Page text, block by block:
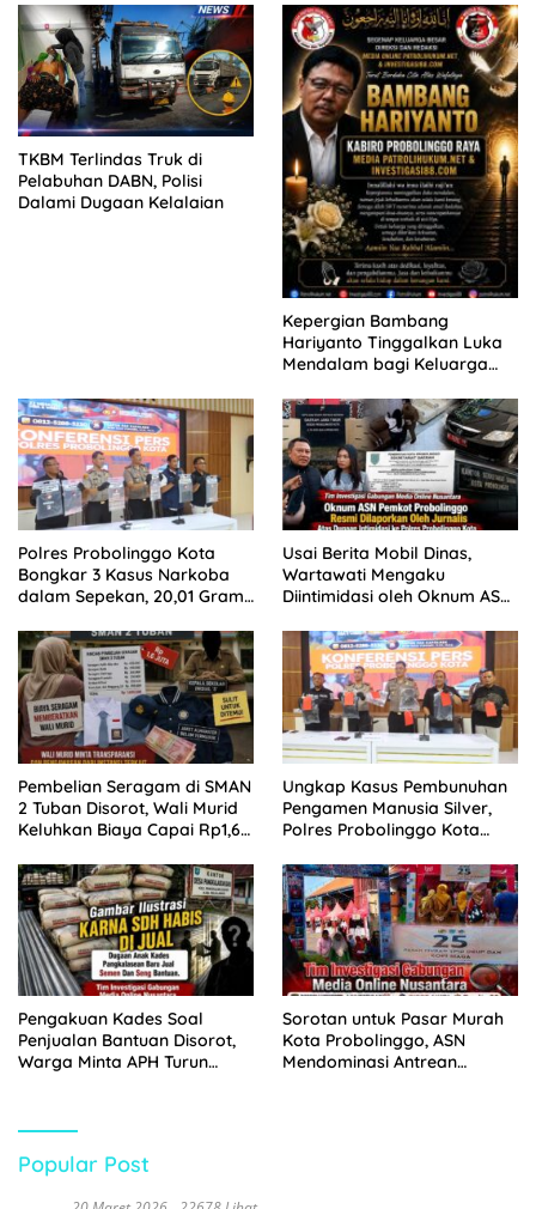
KELUARGA KORBAN
MENGAMUK DI PN MALANG
TKBM Terlindas Truk di
Pelabuhan DABN, Polisi
Dalami Dugaan Kelalaian
Kepergian Bambang
Hariyanto Tinggalkan Luka
Mendalam bagi Keluarga
Polres Probolinggo Kota
Bongkar 3 Kasus Narkoba
dalam Sepekan, 20,01 Gram
Usai Berita Mobil Dinas,
Wartawati Mengaku
Diintimidasi oleh Oknum ASN
Tempuh Jalur Hukum
Pembelian Seragam di SMAN
2 Tuban Disorot, Wali Murid
Keluhkan Biaya Capai Rp1,6
Ungkap Kasus Pembunuhan
Pengamen Manusia Silver,
Polres Probolinggo Kota
Pengakuan Kades Soal
Penjualan Bantuan Disorot,
Warga Minta APH Turun
Sorotan untuk Pasar Murah
Kota Probolinggo, ASN
Mendominasi Antrean
Popular Post